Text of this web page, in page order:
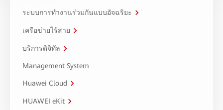
ระบบการทำงานร่วมกันแบบอัจฉริยะ
เครือข่ายไร้สาย
บริการดิจิทัล
Management System
Huawei Cloud
HUAWEI eKit